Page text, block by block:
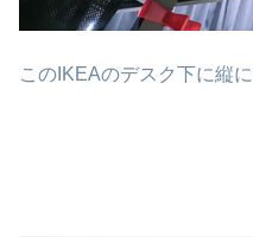
このIKEAのデスク下に縦